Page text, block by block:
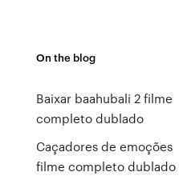
On the blog
Baixar baahubali 2 filme
completo dublado
Caçadores de emoções
filme completo dublado